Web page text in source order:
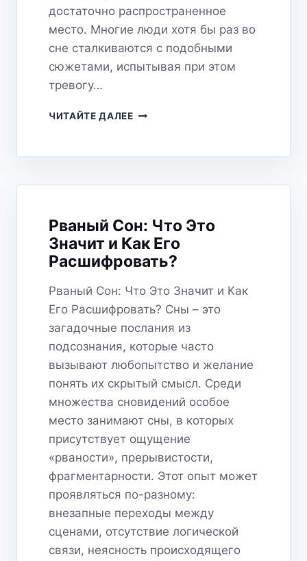
достаточно распространенное
место. Многие люди хотя бы раз во
сне сталкиваются с подобными
сюжетами, испытывая при этом
тревогу…
ЧИТАЙТЕ ДАЛЕЕРВАНЫЕ
ОНИ
И
РАСШИФРОВАТЬ?
Рваный Сон: Что Это
Значит и Как Его
Расшифровать?
Рваный Сон: Что Это Значит и Как
Его Расшифровать? Сны – это
загадочные послания из
подсознания, которые часто
вызывают любопытство и желание
понять их скрытый смысл. Среди
множества сновидений особое
место занимают сны, в которых
присутствует ощущение
«рваности», прерывистости,
фрагментарности. Этот опыт может
проявляться по-разному:
внезапные переходы между
сценами, отсутствие логической
связи, неясность происходящего